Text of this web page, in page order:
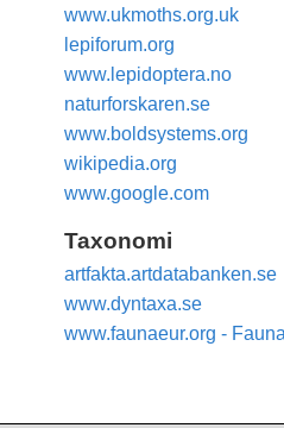
www.ukmoths.org.uk
lepiforum.org
www.lepidoptera.no
naturforskaren.se
www.boldsystems.org
wikipedia.org
www.google.com
Taxonomi
artfakta.artdatabanken.se
www.dyntaxa.se
www.faunaeur.org -